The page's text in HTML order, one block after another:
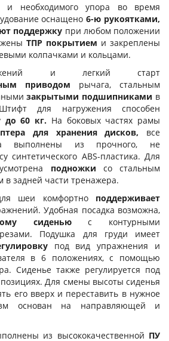
и необходимого упора во время
оснащено6-ю рукоятками,
поддержку при любом положении
ТПР покрытием и закреплены
колпачками и кольцами.
и легкий старт
приводом рычага, стальным
закрытыми подшипниками в
для нагружения способен
до 60 кг. На боковых частях рамы
для хранения дисков, все
выполнены из прочного, не
синтетического ABS-пластика. Для
подножки со стальным
задней части тренажера.
шеи комфортно поддерживает
Удобная посадка возможна,
сиденьюс контурными
Подушка для груди имеет
под вид упражнения и
в 6 положениях, с помощью
Сиденье также регулируется под
Для смены высоты сиденья
его вверх и переставить в нужное
основан на направляющей и
из высококачественной ПУ